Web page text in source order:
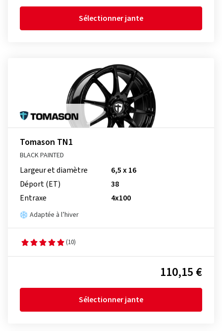
Sélectionner jante
Tomason TN1
BLACK PAINTED
Largeur et diamètre
6,5 x 16
Déport (ET)
38
Entraxe
4x100
Adaptée à l’hiver
(10)
110,15 €
Sélectionner jante